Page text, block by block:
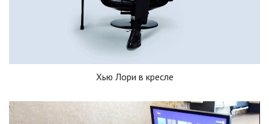
Хью Лори в кресле